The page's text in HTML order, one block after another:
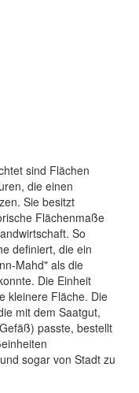
sind Flächen
die einen
Sie besitzt
Flächenmaße
So
definiert, die ein
Mahd" als die
Die Einheit
kleinere Fläche. Die
mit dem Saatgut,
passte, bestellt
sogar von Stadt zu